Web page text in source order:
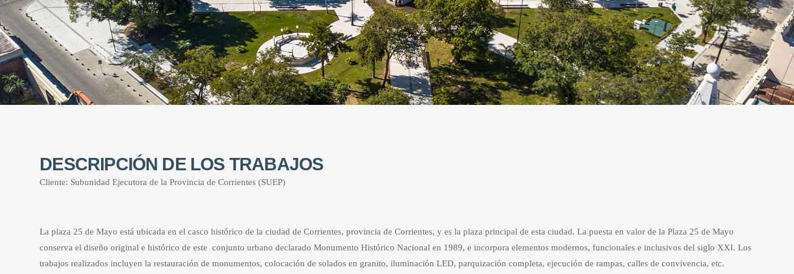
OBRAS PORTUARIAS Y OTROS PROYECTOS
DESCRIPCIÓN DE LOS TRABAJOS
Cliente: Subunidad Ejecutora de la Provincia de Corrientes (SUEP)
La plaza 25 de Mayo está ubicada en el casco histórico de la ciudad de Corrientes, provincia de Corrientes, y es la plaza principal de esta ciudad. La puesta en valor de la Plaza 25 de Mayo
conserva el diseño original e histórico de este conjunto urbano declarado Monumento Histórico Nacional en 1989, e incorpora elementos modernos, funcionales e inclusivos del siglo XXI. Los
trabajos realizados incluyen la restauración de monumentos, colocación de solados en granito, iluminación LED, parquización completa, ejecución de rampas, calles de convivencia, etc.